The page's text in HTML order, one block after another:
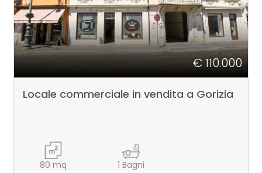
€ 110.000
Locale commerciale in vendita a Gorizia
80 mq 1 Bagni
4
5
5+
minimi